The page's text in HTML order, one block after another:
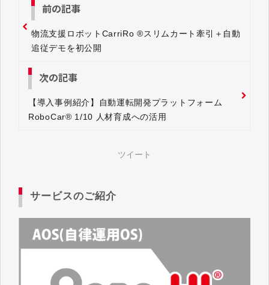
前の記事
物流支援ロボットCarriRo ®スリムカート牽引＋自動
追従デモを初公開
次の記事
【導入事例紹介】自動運転開発プラットフォーム
RoboCar® 1/10 人材育成への活用
ツイート
サービスのご紹介